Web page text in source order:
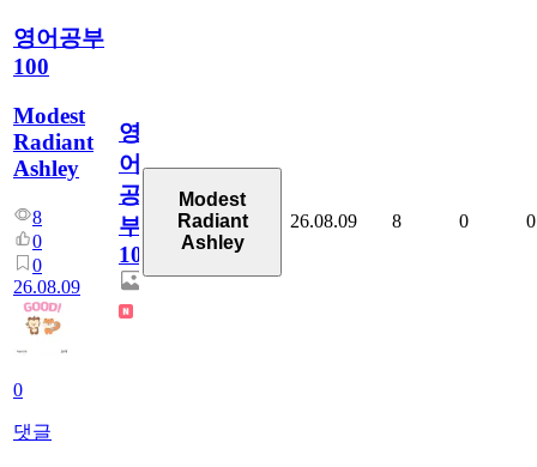
영어공부
100
Modest
Radiant
Ashley
8
0
0
26.08.09
0
댓글
영
어
공
부
100
Modest
Radiant
Ashley
26.08.09 8 0 0